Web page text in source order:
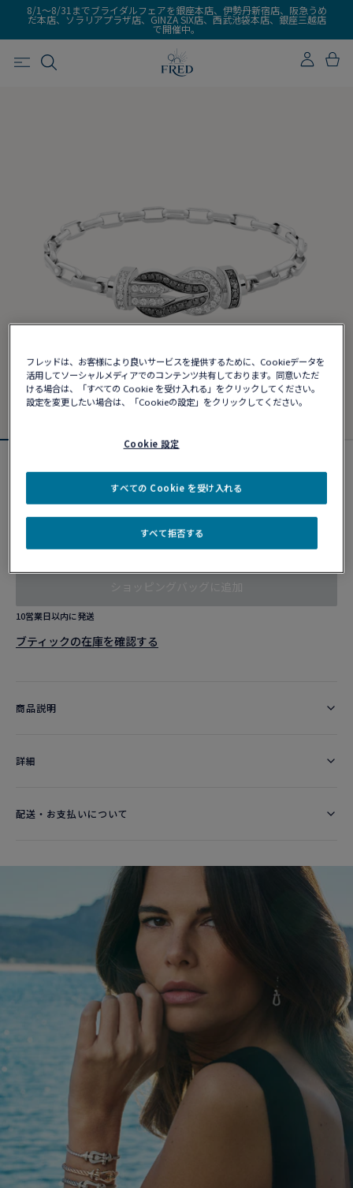
8/1～8/31までブライダルフェアを銀座本店、伊勢丹新宿店、阪急うめ
だ本店、ソラリアプラザ店、GINZA SIX店、西武池袋本店、銀座三越店
で開催中。
シャンス アンフィニ ブレスレット
カスタマイズ
ショッピングバッグに追加
10営業日以内に発送
ブティックの在庫を確認する​
商品説明
詳細​
配送・お支払いについて
フレッドは、お客様により良いサービスを提供するために、Cookieデータを
活用してソーシャルメディアでのコンテンツ共有しております。同意いただ
ける場合は、「すべての Cookie を受け入れる」をクリックしてください。
設定を変更したい場合は、「Cookieの設定」をクリックしてください。
Cookie 設定
すべて拒否する
すべての Cookie を受け入れる